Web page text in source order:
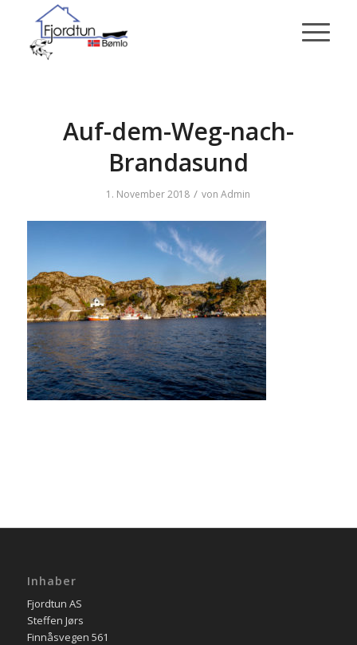
Auf-dem-Weg-nach-
Brandasund
1. November 2018 / vonAdmin
Inhaber
Fjordtun AS
Steffen Jørs
Finnåsvegen 561